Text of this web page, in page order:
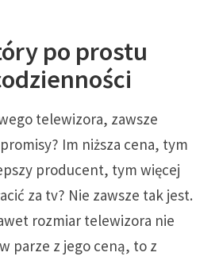
po prostu
telewizora, zawsze
Im niższa cena, tym
producent, tym więcej
za tv? Nie zawsze tak jest.
rozmiar telewizora nie
parze z jego ceną, to z